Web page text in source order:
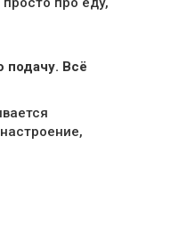
подачу. Всё